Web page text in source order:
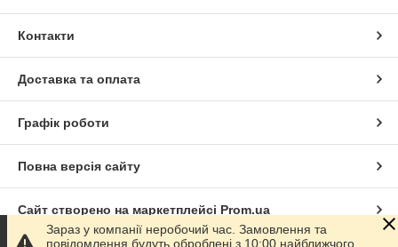
Контакти
Доставка та оплата
Графік роботи
Повна версія сайту
Сайт створено на маркетплейсі Prom.ua
Зараз у компанії неробочий час. Замовлення та
повідомлення будуть оброблені з 10:00 найближчого